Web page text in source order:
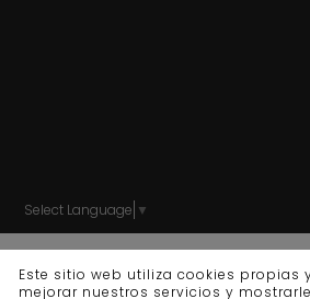
Select Language ▼
Este sitio web utiliza cookies propias
mejorar nuestros servicios y
bybytefactory